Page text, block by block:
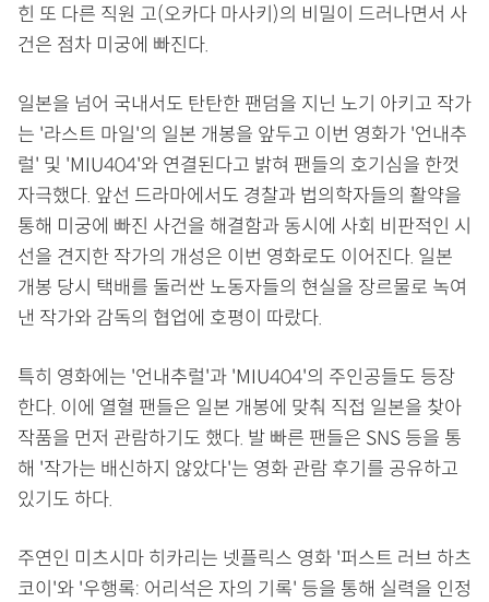
힌 또 다른 직원 고(오카다 마사키)의 비밀이 드러나면서 사
건은 점차 미궁에 빠진다.
일본을 넘어 국내서도 탄탄한 팬덤을 지닌 노기 아키고 작가
는 '라스트 마일'의 일본 개봉을 앞두고 이번 영화가 '언내추
럴' 및 'MIU404'와 연결된다고 밝혀 팬들의 호기심을 한껏
자극했다. 앞선 드라마에서도 경찰과 법의학자들의 활약을
통해 미궁에 빠진 사건을 해결함과 동시에 사회 비판적인 시
선을 견지한 작가의 개성은 이번 영화로도 이어진다. 일본
개봉 당시 택배를 둘러싼 노동자들의 현실을 장르물로 녹여
낸 작가와 감독의 협업에 호평이 따랐다.
특히 영화에는 '언내추럴'과 'MIU404'의 주인공들도 등장
한다. 이에 열혈 팬들은 일본 개봉에 맞춰 직접 일본을 찾아
작품을 먼저 관람하기도 했다. 발 빠른 팬들은 SNS 등을 통
해 '작가는 배신하지 않았다'는 영화 관람 후기를 공유하고
있기도 하다.
주연인 미츠시마 히카리는 넷플릭스 영화 '퍼스트 러브 하츠
코이'와 '우행록: 어리석은 자의 기록' 등을 통해 실력을 인정